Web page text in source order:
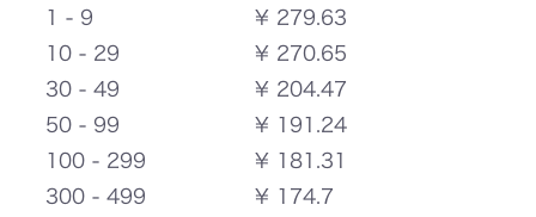
1 - 9
¥ 279.63
10 - 29
¥ 270.65
30 - 49
¥ 204.47
50 - 99
¥ 191.24
100 - 299
¥ 181.31
300 - 499
¥ 174.7